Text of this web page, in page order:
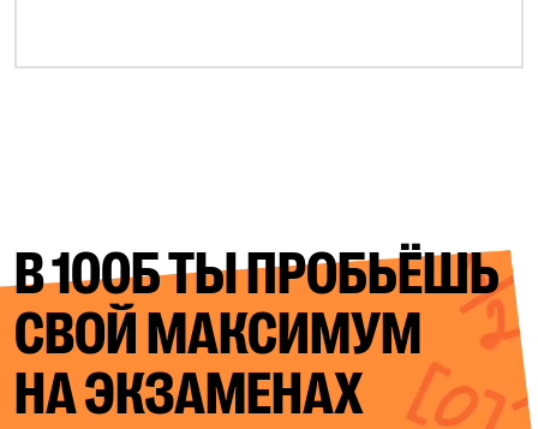
В 100Б ТЫ ПРОБЬЁШЬ
СВОЙМАКСИМУМ
НА ЭКЗАМЕНАХ